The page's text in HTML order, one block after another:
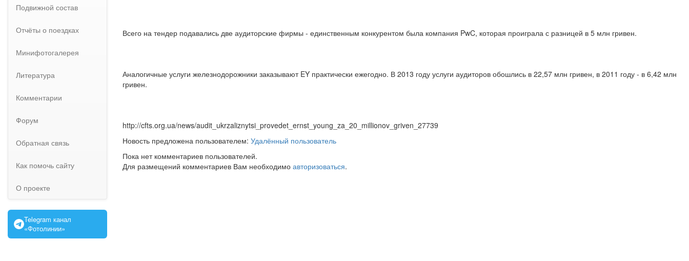
Подвижной состав
Отчёты о поездках
Минифотогалерея
Литература
Комментарии
Форум
Обратная связь
Как помочь сайту
О проекте
Telegram канал
«Фотолинии»
Всего на тендер подавались две аудиторские фирмы - единственным конкурентом была компания PwC, которая проиграла с разницей в 5 млн гривен.
Аналогичные услуги железнодорожники заказывают EY практически ежегодно. В 2013 году услуги аудиторов обошлись в 22,57 млн гривен, в 2011 году - в 6,42 млн
гривен.
http://cfts.org.ua/news/audit_ukrzaliznytsi_provedet_ernst_young_za_20_millionov_griven_27739
Новость предложена пользователем: Удалённый пользователь
Пока нет комментариев пользователей.
Для размещений комментариев Вам необходимо авторизоваться.